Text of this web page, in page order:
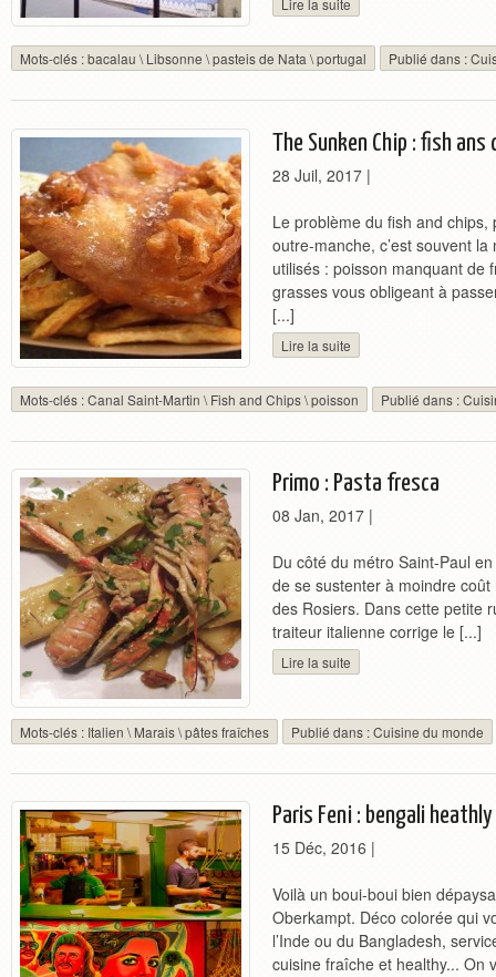
Lire la suite
Mots-clés :bacalau \ Libsonne \pasteis de Nata \portugal Publié dans :
The Sunken Chip : fish
28 Juil, 2017 |
Le problème du fish and
outre-manche, c’est souvent
utilisés : poisson manquant de
grasses vous obligeant à
[...]
Lire la suite
Mots-clés :Canal Saint-Martin \ Fish and Chips\poisson Publié dans :
Primo : Pasta fresca
08 Jan, 2017 |
Du côté du métro Saint-Paul
de se sustenter à moindre coût
des Rosiers. Dans cette petite
traiteur italienne corrige le [...]
Lire la suite
Mots-clés : Italien \ Marais\pâtes fraîches Publié dans :Cuisine du monde
Paris Feni : bengali heathly
15 Déc, 2016 |
Voilà un boui-boui bien
Oberkampt. Déco colorée qui
l’Inde ou du Bangladesh,
cuisine fraîche et healthy... On